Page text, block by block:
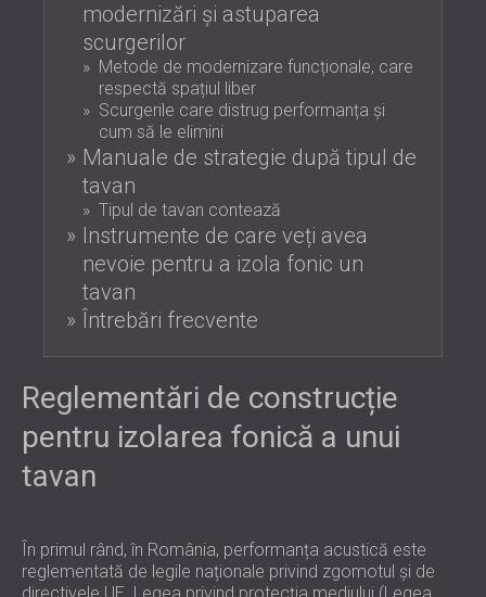
modernizări și astuparea
scurgerilor
Metode de modernizare funcționale, care
respectă spațiul liber
Scurgerile care distrug performanța și
cum să le elimini
Manuale de strategie după tipul de
tavan
Tipul de tavan contează
Instrumente de care veți avea
nevoie pentru a izola fonic un
tavan
Întrebări frecvente
Reglementări de construcție
pentru izolarea fonică a unui
tavan
În primul rând, în România, performanța acustică este
reglementată de legile naționale privind zgomotul și de